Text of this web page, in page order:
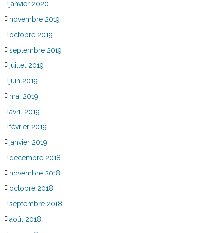
janvier 2020
novembre 2019
octobre 2019
septembre 2019
juillet 2019
juin 2019
mai 2019
avril 2019
février 2019
janvier 2019
décembre 2018
novembre 2018
octobre 2018
septembre 2018
août 2018